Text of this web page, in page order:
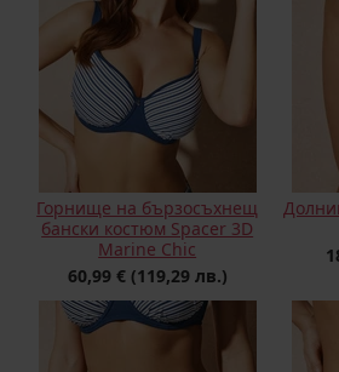
Горнище на бързосъхнещ
бански костюм Spacer 3D
Marine Chic
60,99 € (119,29 лв.)